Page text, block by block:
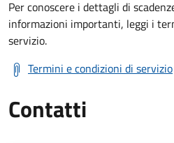
Per conoscere i dettagli di
informazioni importanti, leggi i
servizio.
Termini e condizioni di servizio
Contatti